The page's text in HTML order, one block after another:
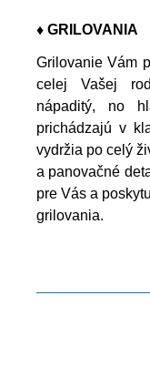
♦ GRILOVANIA
Grilovanie Vám
celej Vašej
nápaditý, no
prichádzajú v
vydržia po celý
a panovačné
pre Vás a
grilovania.